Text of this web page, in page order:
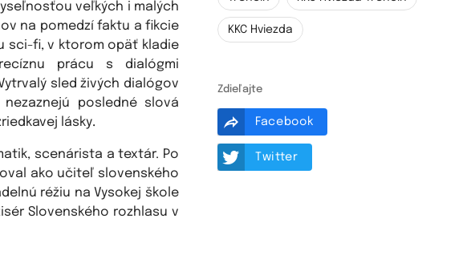
veľkých i malých
na pomedzí faktu a fikcie
sci-fi, v ktorom opäť kladie
prácu s dialógmi
sled živých dialógov
posledné slová
lásky.
scenárista a textár. Po
ako učiteľ slovenského
réžiu na Vysokej škole
Slovenského rozhlasu v
KKC Hviezda
Zdieľajte
Facebook
Twitter